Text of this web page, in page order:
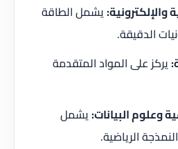
والإلكترونية:يشمل الطاقة
الدقيقة.
يركز على المواد المتقدمة
وعلوم البيانات:يشمل
الرياضية.